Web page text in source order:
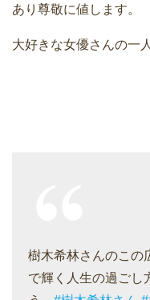
あり尊敬に値します。
大好きな女優さんの一
樹木希林さんのこの
で輝く人生の過ごし